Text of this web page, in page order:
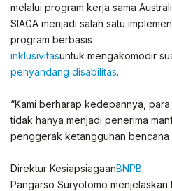
melalui program kerja sama
SIAGA menjadi salah satu
program berbasis
inklusivitasuntuk mengakomodir
penyandang disabilitas.
“Kami berharap kedepannya,
tidak hanya menjadi penerima
penggerak ketangguhan bencana
Direktur KesiapsiagaanBNPB
Pangarso Suryotomo menjelaskan